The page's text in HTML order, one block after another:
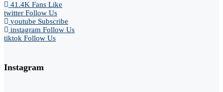
41.4K Fans Like
twitter Follow Us
youtube Subscribe
instagram Follow Us
tiktok Follow Us
Instagram